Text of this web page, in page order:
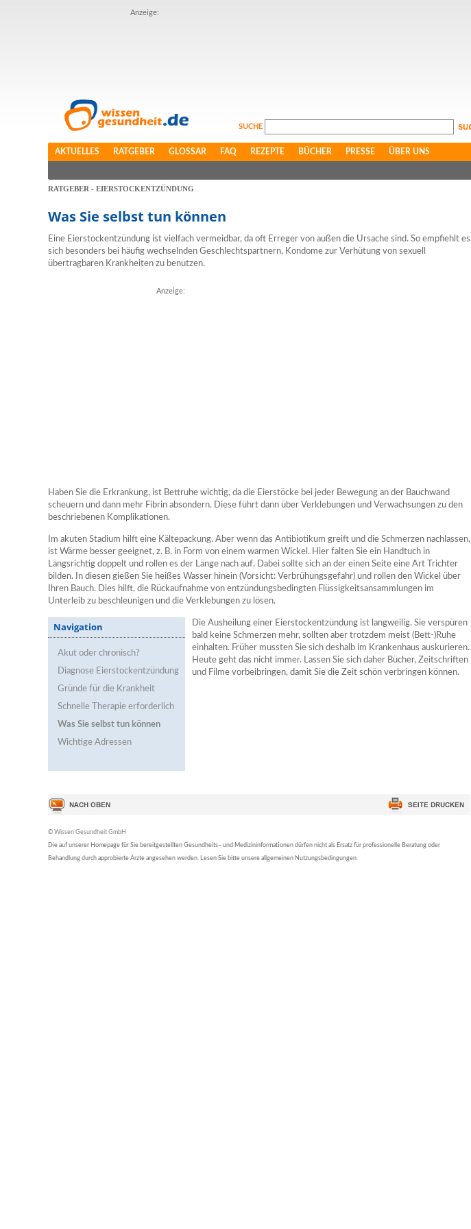
Anzeige:
SUCHE
AKTUELLES RATGEBER GLOSSAR FAQ REZEPTE BÜCHER PRESSE ÜBER UNS
RATGEBER - EIERSTOCKENTZÜNDUNG
Was Sie selbst tun können
Eine Eierstockentzündung ist vielfach vermeidbar, da oft Erreger von außen die Ursache sind. So empfiehlt es
sich besonders bei häufig wechselnden Geschlechtspartnern, Kondome zur Verhütung von sexuell
übertragbaren Krankheiten zu benutzen.
Anzeige:
Haben Sie die Erkrankung, ist Bettruhe wichtig, da die Eierstöcke bei jeder Bewegung an der Bauchwand
scheuern und dann mehr Fibrin absondern. Diese führt dann über Verklebungen und Verwachsungen zu den
beschriebenen Komplikationen.
Im akuten Stadium hilft eine Kältepackung. Aber wenn das Antibiotikum greift und die Schmerzen nachlassen,
ist Wärme besser geeignet, z. B. in Form von einem warmen Wickel. Hier falten Sie ein Handtuch in
Längsrichtig doppelt und rollen es der Länge nach auf. Dabei sollte sich an der einen Seite eine Art Trichter
bilden. In diesen gießen Sie heißes Wasser hinein (Vorsicht: Verbrühungsgefahr) und rollen den Wickel über
Ihren Bauch. Dies hilft, die Rückaufnahme von entzündungsbedingten Flüssigkeitsansammlungen im
Unterleib zu beschleunigen und die Verklebungen zu lösen.
Navigation
Akut oder chronisch?
Diagnose Eierstockentzündung
Gründe für die Krankheit
Schnelle Therapie erforderlich
Was Sie selbst tun können
Wichtige Adressen
Die Ausheilung einer Eierstockentzündung ist langweilig. Sie verspüren
bald keine Schmerzen mehr, sollten aber trotzdem meist (Bett-)Ruhe
einhalten. Früher mussten Sie sich deshalb im Krankenhaus auskurieren.
Heute geht das nicht immer. Lassen Sie sich daher Bücher, Zeitschriften
und Filme vorbeibringen, damit Sie die Zeit schön verbringen können.
© Wissen Gesundheit GmbH
Die auf unserer Homepage für Sie bereitgestellten Gesundheits– und Medizininformationen dürfen nicht als Ersatz für professionelle Beratung oder
Behandlung durch approbierte Ärzte angesehen werden. Lesen Sie bitte unsere allgemeinen Nutzungsbedingungen.